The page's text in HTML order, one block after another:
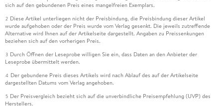
sich auf den gebundenen Preis eines mangelfreien Exemplars.
2 Diese Artikel unterliegen nicht der Preisbindung, die Preisbindung dieser Artikel
wurde aufgehoben oder der Preis wurde vom Verlag gesenkt. Die jeweils zutreffende
Alternative wird Ihnen auf der Artikelseite dargestellt. Angaben zu Preissenkungen
beziehen sich auf den vorherigen Preis.
3 Durch Öffnen der Leseprobe willigen Sie ein, dass Daten an den Anbieter der
Leseprobe übermittelt werden.
4 Der gebundene Preis dieses Artikels wird nach Ablauf des auf der Artikelseite
dargestellten Datums vom Verlag angehoben.
5 Der Preisvergleich bezieht sich auf die unverbindliche Preisempfehlung (UVP) des
Herstellers.